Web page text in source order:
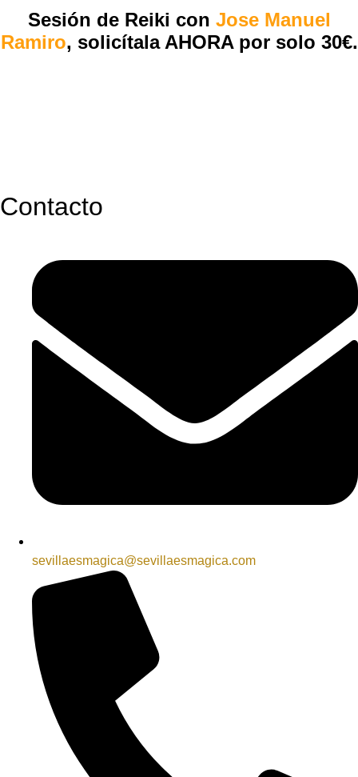
Sesión de Reiki con Jose Manuel
Ramiro, solicítala AHORA por solo 30€.
Contacto
sevillaesmagica@sevillaesmagica.com